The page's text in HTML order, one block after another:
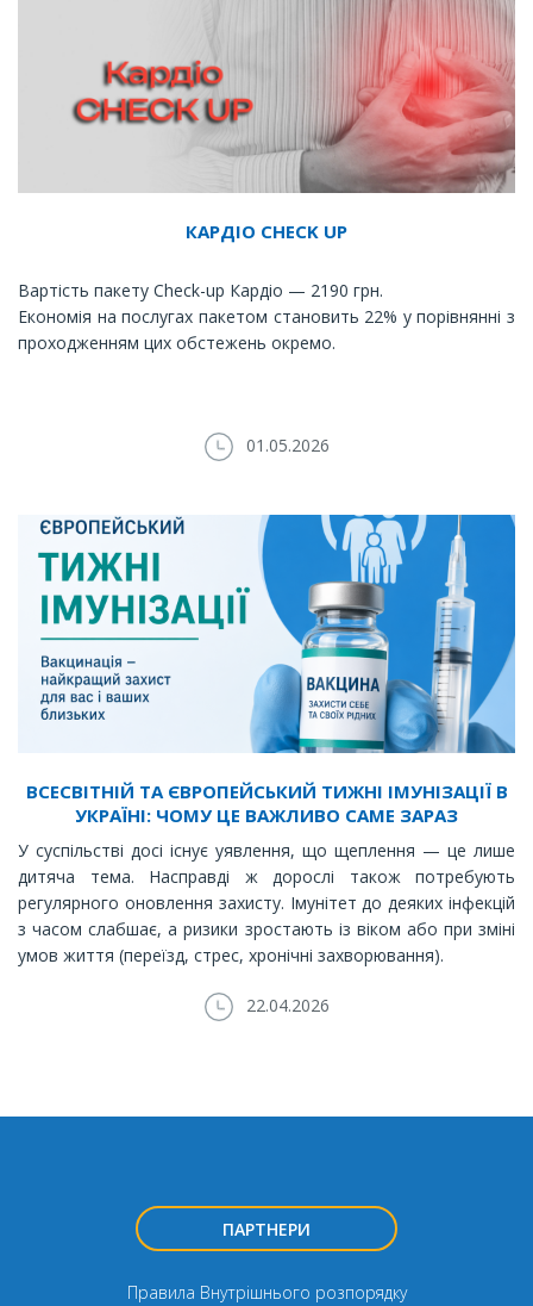
КАРДІО CHECK UP
Вартість пакету Check-up Кардіо — 2190 грн.
Економія на послугах пакетом становить 22% у порівнянні з
проходженням цих обстежень окремо.
01.05.2026
ВСЕСВІТНІЙ ТА ЄВРОПЕЙСЬКИЙ ТИЖНІ ІМУНІЗАЦІЇ В
УКРАЇНІ: ЧОМУ ЦЕ ВАЖЛИВО САМЕ ЗАРАЗ
У суспільстві досі існує уявлення, що щеплення — це лише
дитяча тема. Насправді ж дорослі також потребують
регулярного оновлення захисту. Імунітет до деяких інфекцій
з часом слабшає, а ризики зростають із віком або при зміні
умов життя (переїзд, стрес, хронічні захворювання).
22.04.2026
ПАРТНЕРИ
Правила Внутрішнього розпорядку